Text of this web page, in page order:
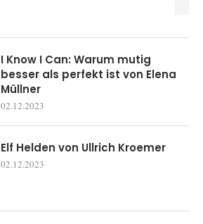
I Know I Can: Warum mutig
besser als perfekt ist von Elena
Müllner
02.12.2023
Elf Helden von Ullrich Kroemer
02.12.2023